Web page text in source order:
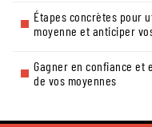
Étapes concrètes pour
moyenne et anticiper
Gagner en confiance et
de vos moyennes